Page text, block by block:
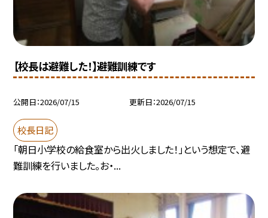
【校長は避難した！】避難訓練です
公開日 2026/07/15 更新日 2026/07/15
校長日記
「朝日小学校の給食室から出火しました！」という想定で、避
難訓練を行いました。お・...